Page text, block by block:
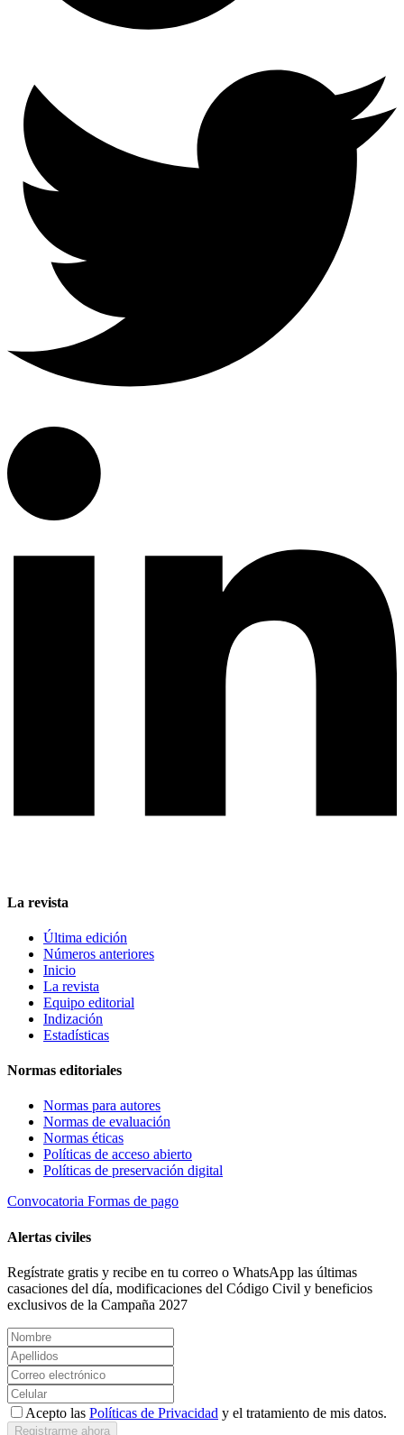
La revista
Última edición
Números anteriores
Inicio
La revista
Equipo editorial
Indización
Estadísticas
Normas editoriales
Normas para autores
Normas de evaluación
Normas éticas
Políticas de acceso abierto
Políticas de preservación digital
Convocatoria Formas de pago
Alertas civiles
Regístrate gratis y recibe en tu correo o WhatsApp las últimas
casaciones del día, modificaciones del Código Civil y beneficios
exclusivos de la Campaña 2027
Acepto las Políticas de Privacidad y el tratamiento de mis datos.
Registrarme ahora